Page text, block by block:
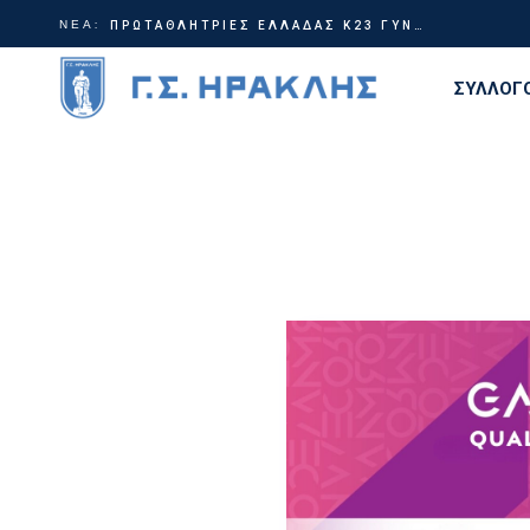
ΝΕΑ:Γίνε μέρος της ιστορίας | Χορηγικά πακέτα ΗρακλήςTable Tennis